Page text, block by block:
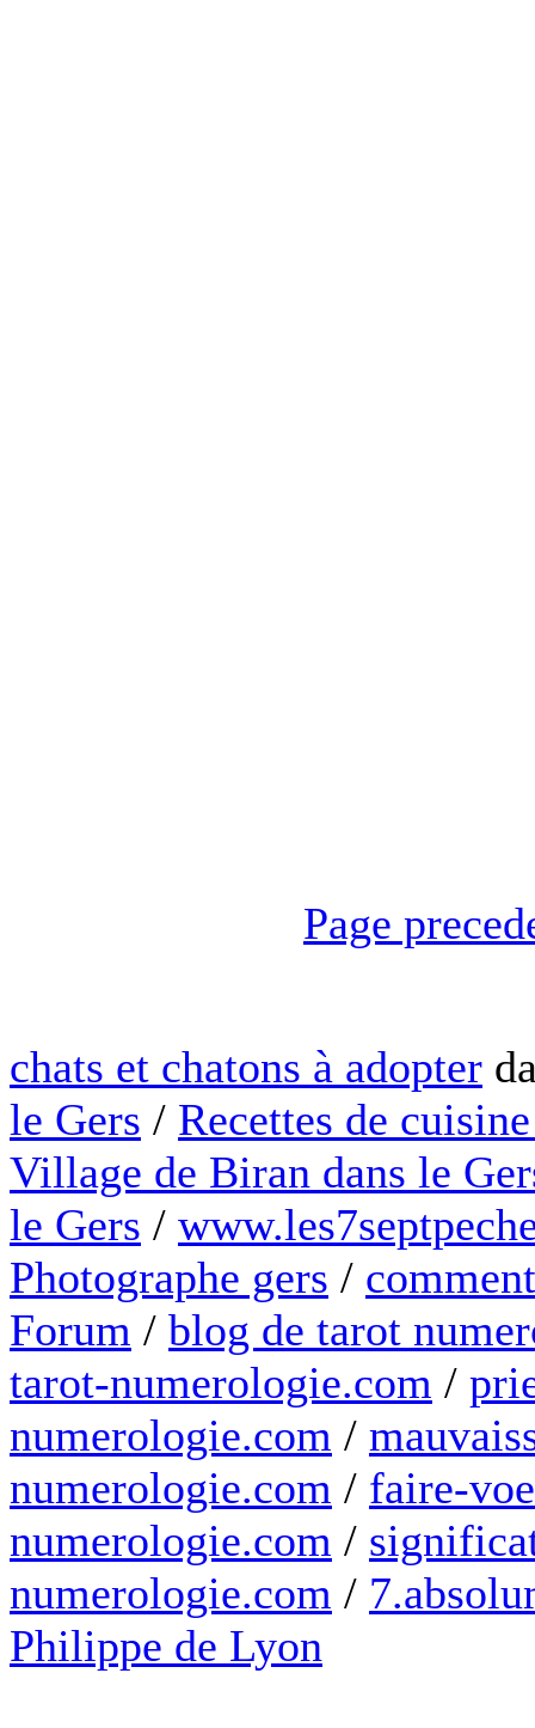
Page
chats et chatons à adopter
le Gers / Recettes de
Village de Biran dans le
le Gers /
Photographe gers /
Forum / blog de tarot
tarot-numerologie.com /
numerologie.com /
numerologie.com / faire-
numerologie.com /
numerologie.com /
Philippe de Lyon